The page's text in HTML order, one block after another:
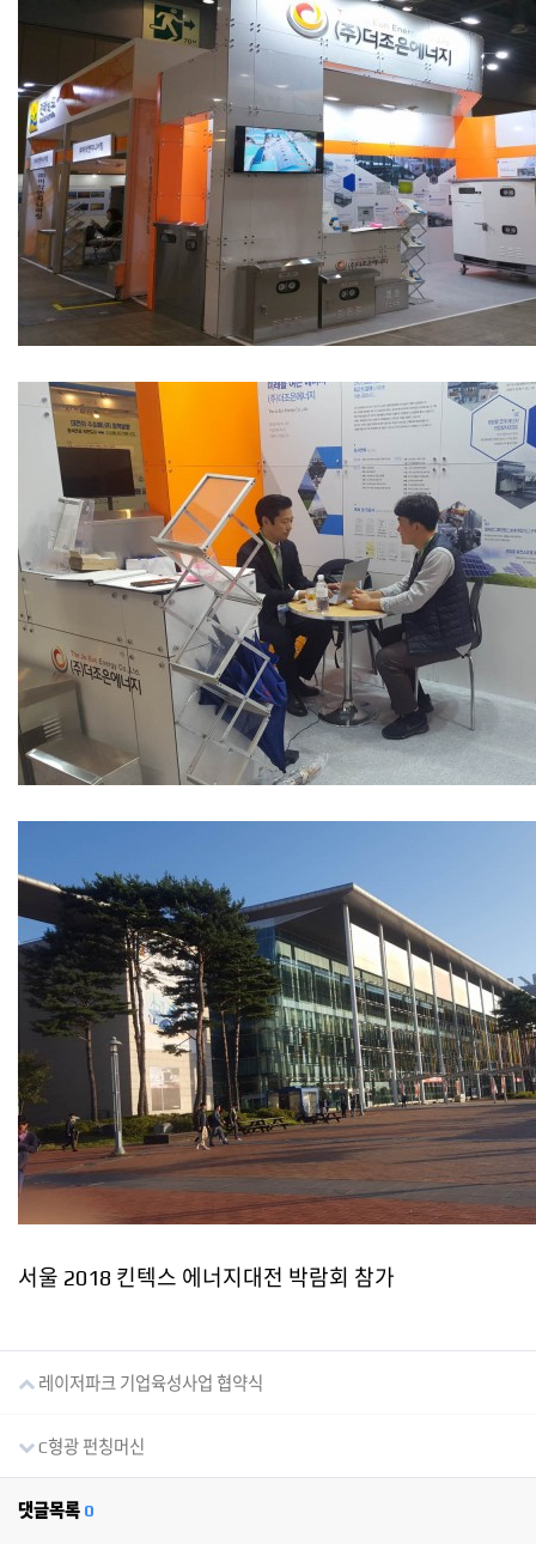
서울 2018 킨텍스 에너지대전 박람회 참가
레이저파크 기업육성사업 협약식
C형광 펀칭머신
댓글목록 0